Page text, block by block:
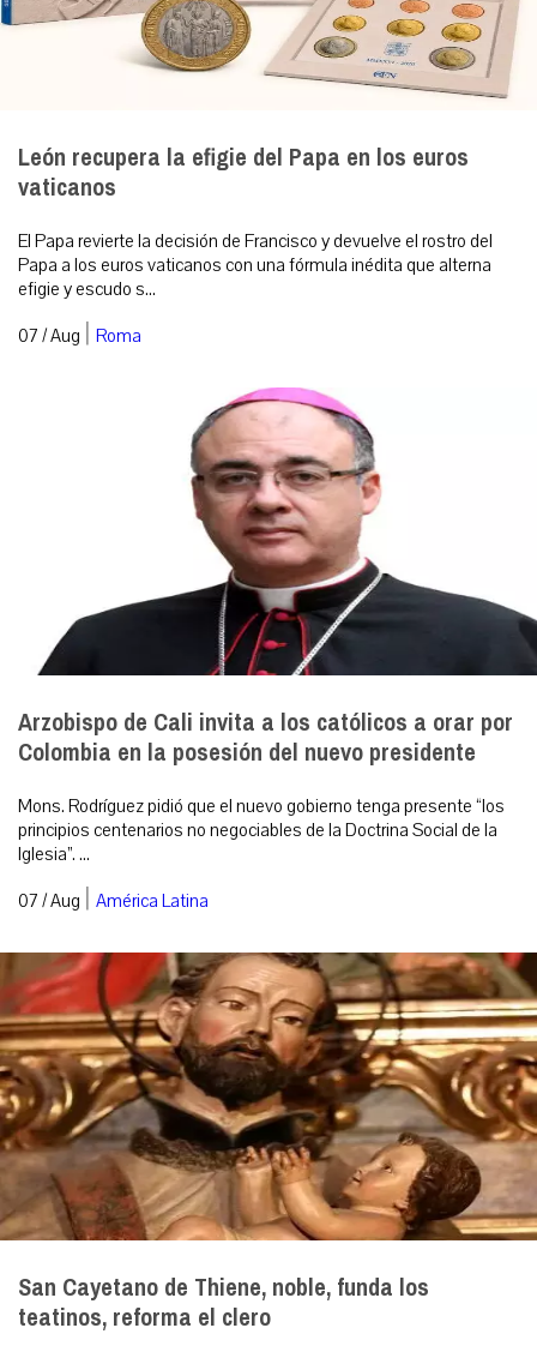
León recupera la efigie del Papa en los euros
vaticanos
El Papa revierte la decisión de Francisco y devuelve el rostro del
Papa a los euros vaticanos con una fórmula inédita que alterna
efigie y escudo s...
07 / Aug | Roma
Arzobispo de Cali invita a los católicos a orar por
Colombia en la posesión del nuevo presidente
Mons. Rodríguez pidió que el nuevo gobierno tenga presente “los
principios centenarios no negociables de la Doctrina Social de la
Iglesia”. ...
07 / Aug | América Latina
San Cayetano de Thiene, noble, funda los
teatinos, reforma el clero